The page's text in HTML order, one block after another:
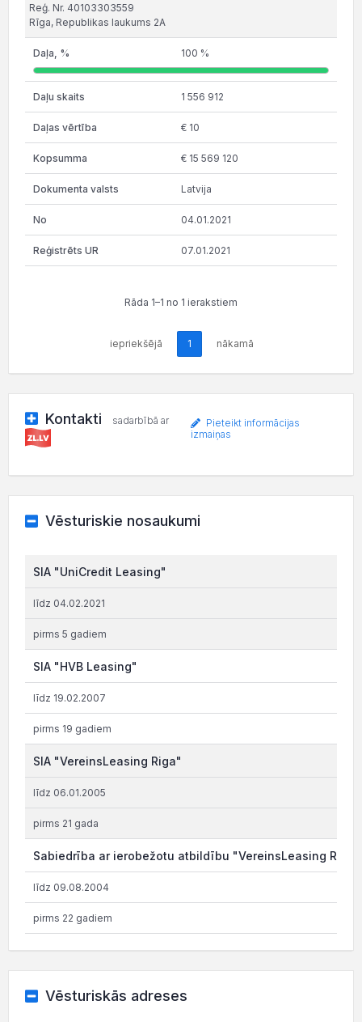
Reģ. Nr. 40103303559
Rīga, Republikas laukums 2A
100 %
1 556 912
€ 10
€ 15 569 120
Latvija
04.01.2021
07.01.2021
Rāda 1–1 no 1 ierakstiem
iepriekšējā 1 nākamā
Kontakti sadarbībā ar
Pieteikt informācijas
izmaiņas
Vēsturiskie nosaukumi
SIA "UniCredit Leasing"
līdz 04.02.2021
pirms 5 gadiem
SIA "HVB Leasing"
līdz 19.02.2007
pirms 19 gadiem
SIA "VereinsLeasing Riga"
līdz 06.01.2005
pirms 21 gada
Sabiedrība ar ierobežotu atbildību "VereinsLeasing Riga"
līdz 09.08.2004
pirms 22 gadiem
Vēsturiskās adreses